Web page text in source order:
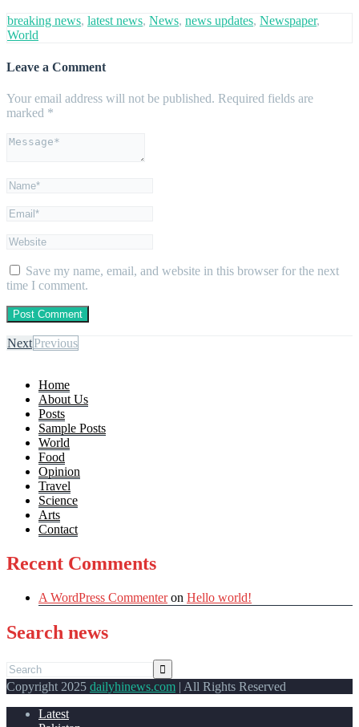
breaking news, latest news, News, news updates, Newspaper,
World
Leave a Comment
Your email address will not be published. Required fields are
marked *
Save my name, email, and website in this browser for the next
time I comment.
NextPrevious
Home
About Us
Posts
Sample Posts
World
Food
Opinion
Travel
Science
Arts
Contact
Recent Comments
A WordPress Commenteron Hello world!
Search news
Copyright 2025 dailyhinews.com | All Rights Reserved
Latest